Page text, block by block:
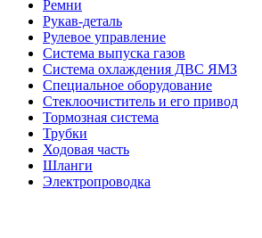
Ремни
Рукав-деталь
Рулевое управление
Система выпуска газов
Система охлаждения ДВС ЯМЗ
Специальное оборудование
Стеклоочиститель и его привод
Тормозная система
Трубки
Ходовая часть
Шланги
Электропроводка